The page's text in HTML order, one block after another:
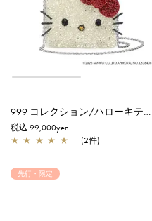
999 コレクション/ハローキティ スモール/ピュアシルバー
税込 99,000yen
★ ★ ★ ★ ★ (2件)
先行・限定